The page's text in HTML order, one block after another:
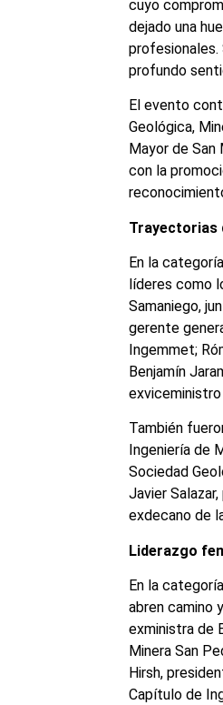
cuyo
dejado una
profesionales.
profundo
El evento
Geológica,
Mayor de
con la
Trayectorias
En la
líderes como
Samaniego,
gerente
Ingemmet;
Benjamín
exviceministro
También
Ingeniería de
Sociedad
Javier
exdecano de
Liderazgo
En la
abren camino
exministra de
Minera San
Hirsh,
Capítulo de